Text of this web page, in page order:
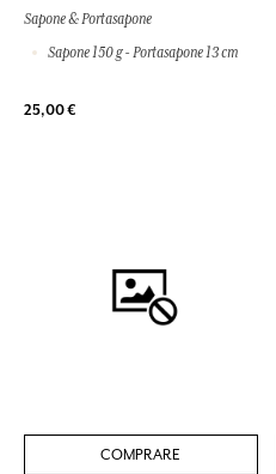
Sapone & Portasapone
Sapone 150 g - Portasapone 13 cm
25,00 €
COMPRARE